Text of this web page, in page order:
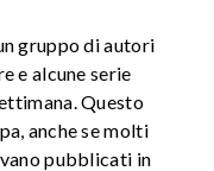
gruppo di autori
e alcune serie
Questo
anche se molti
pubblicati in